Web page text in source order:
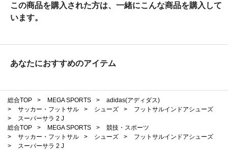
この商品を購入された方は、一緒にこんな商品を購入して
います。
あなたにおすすめのアイテム
総合TOP > MEGA SPORTS >
adidas(アディダス)
>
サッカー・フットサル > シューズ >
フットサルインドアシューズ
>
スーパーサラ 2 J
総合TOP
> MEGA SPORTS >
競技・スポーツ
>
サッカー・フットサル > シューズ >
フットサルインドアシューズ
>
スーパーサラ 2 J